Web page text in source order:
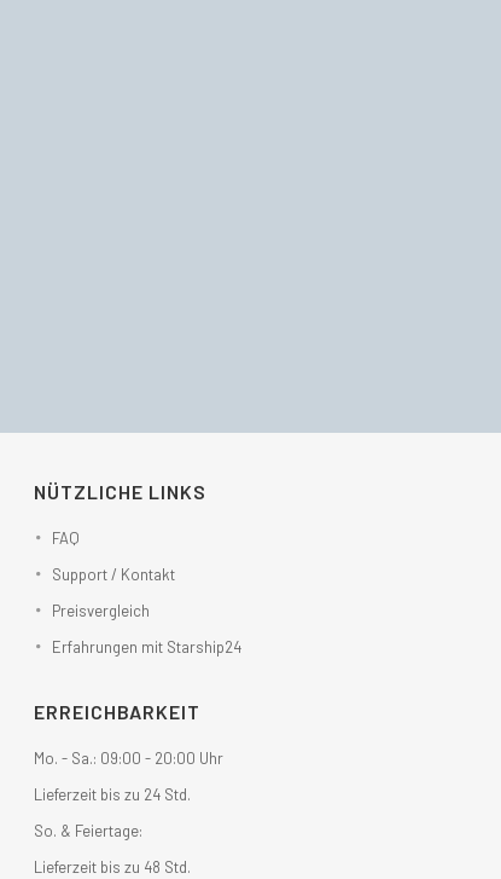
NÜTZLICHE LINKS
FAQ
Support / Kontakt
Preisvergleich
Erfahrungen mit Starship24
ERREICHBARKEIT
Mo. - Sa.: 09:00 - 20:00 Uhr
Lieferzeit bis zu 24 Std.
So. & Feiertage:
Lieferzeit bis zu 48 Std.